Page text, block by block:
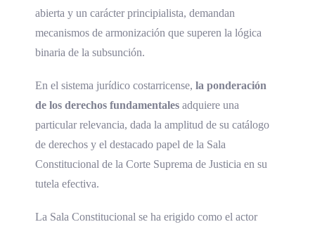
abierta y un carácter principialista, demandan
mecanismos de armonización que superen la lógica
binaria de la subsunción.
En el sistema jurídico costarricense, la ponderación
de los derechos fundamentales adquiere una
particular relevancia, dada la amplitud de su catálogo
de derechos y el destacado papel de la Sala
Constitucional de la Corte Suprema de Justicia en su
tutela efectiva.
La Sala Constitucional se ha erigido como el actor